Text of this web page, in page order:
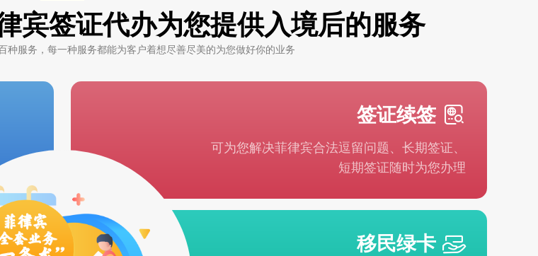
宾签证代办为您提供入境后的服务
种服务，每一种服务都能为客户着想尽善尽美的为您做好你的业务
签证续签
可为您解决菲律宾合法逗留问题、长期签证、
短期签证随时为您办理
移民绿卡